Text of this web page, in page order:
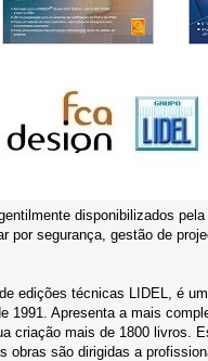
disponibilizados pela
por segurança, gestão de
de edições técnicas LIDEL, é
1991. Apresenta a mais
criação mais de 1800 livros.
obras são dirigidas a